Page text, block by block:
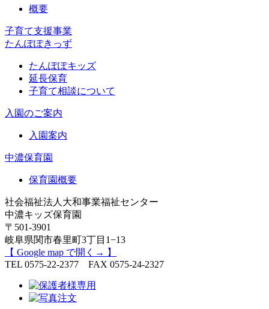
概要
子育て支援事業
たんぽぽきっず
たんぽぽキッズ
延長保育
子育て相談について
入園のご案内
入園案内
中濃保育園
保育園概要
社会福祉法人大和事業福祉センター
中濃キッズ保育園
〒501-3901
岐阜県関市春里町3丁目1−13
【 Google map で開く→ 】
TEL 0575-22-2377 FAX 0575-24-2327